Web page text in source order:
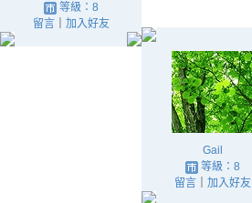
等級：8
留言｜ 加入好友
Gail
等級：8
留言｜ 加入好友